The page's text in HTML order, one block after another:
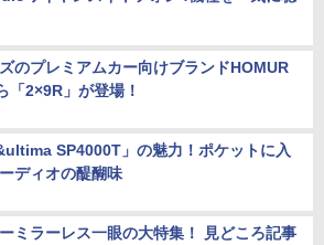
のプレミアムカー向けブランドHOMUR
「2×9R」が登場！
SP4000T」の魅力！ポケットに入
ディオの醍醐味
ミラーレス一眼の大特集！ 見どころ記事